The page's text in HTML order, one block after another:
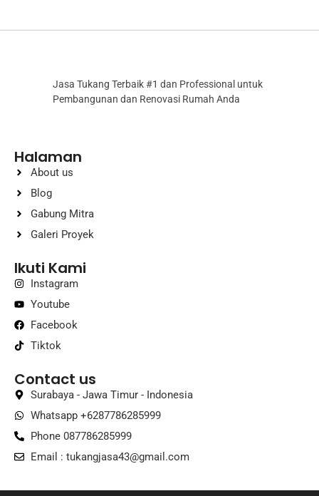
Jasa Tukang Terbaik #1 dan Professional untuk
Pembangunan dan Renovasi Rumah Anda
Halaman
About us
Blog
Gabung Mitra
Galeri Proyek
Ikuti Kami
Instagram
Youtube
Facebook
Tiktok
Contact us
Surabaya - Jawa Timur - Indonesia
Whatsapp +6287786285999
Phone 087786285999
Email : tukangjasa43@gmail.com